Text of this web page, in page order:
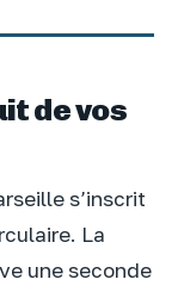
de vos
s’inscrit
La
une seconde